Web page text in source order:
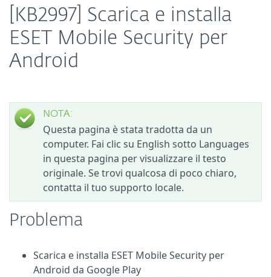
[KB2997] Scarica e installa
ESET Mobile Security per
Android
NOTA:
Questa pagina è stata tradotta da un
computer. Fai clic su English sotto Languages
in questa pagina per visualizzare il testo
originale. Se trovi qualcosa di poco chiaro,
contatta il tuo supporto locale.
Problema
Scarica e installa ESET Mobile Security per
Android da Google Play